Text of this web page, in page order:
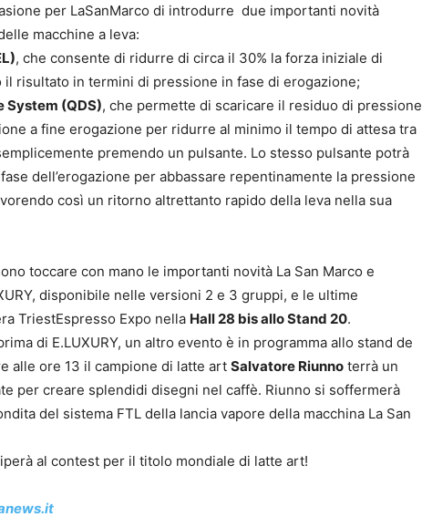
per LaSanMarco di introdurre due importanti novità
macchine a leva:
, che consente di ridurre di circa il 30% la forza iniziale di
risultato in termini di pressione in fase di erogazione;
System (QDS), che permette di scaricare il residuo di pressione
a fine erogazione per ridurre al minimo il tempo di attesa tra
premendo un pulsante. Lo stesso pulsante potrà
dell’erogazione per abbassare repentinamente la pressione
così un ritorno altrettanto rapido della leva nella sua
toccare con mano le importanti novità La San Marco e
disponibile nelle versioni 2 e 3 gruppi, e le ultime
TriestEspresso Expo nella Hall 28 bis allo Stand 20.
di E.LUXURY, un altro evento è in programma allo stand de
alle ore 13 il campione di latte art Salvatore Riunno terrà un
per creare splendidi disegni nel caffè. Riunno si soffermerà
del sistema FTL della lancia vapore della macchina La San
al contest per il titolo mondiale di latte art!